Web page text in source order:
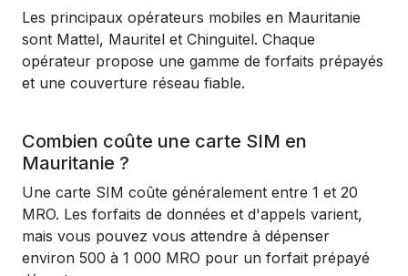
Les principaux opérateurs mobiles en Mauritanie
sont Mattel, Mauritel et Chinguitel. Chaque
opérateur propose une gamme de forfaits prépayés
et une couverture réseau fiable.
Combien coûte une carte SIM en
Mauritanie ?
Une carte SIM coûte généralement entre 1 et 20
MRO. Les forfaits de données et d'appels varient,
mais vous pouvez vous attendre à dépenser
environ 500 à 1 000 MRO pour un forfait prépayé